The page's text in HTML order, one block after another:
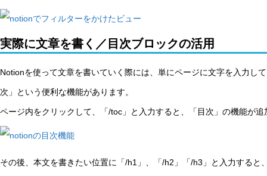
実際に文章を書く／目次ブロックの活用
Notionを使って文章を書いていく際には、単にページに文字を入力し
次」という便利な機能があります。
ページ内をクリックして、「/toc」と入力すると、「目次」の機能が追
その後、本文を書きたい位置に「/h1」、「/h2」「/h3」と入力すると